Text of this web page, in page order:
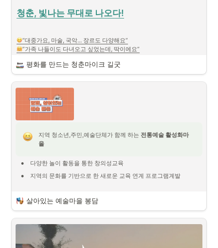
청춘, 빛나는 무대로 나오다!
지... 지금까지와 다른 청춘마이크가 옵니다.
평화를만드는
청춘마이크 길굿!
평화를 만드는 청춘마이크 길굿
지역 청소년,주민,예술단체가 함께 하는 전통예술 활성화마
을
• 다양한 놀이 활동을 통한 창의성교육
• 지역의 문화를 기반으로 한 새로운 교육 연계 프로그램계발
살아있는 예술마을 봉담